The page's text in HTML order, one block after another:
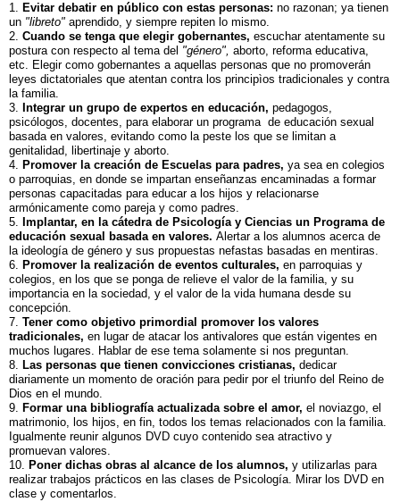
1. Evitar debatir en público con estas personas: no razonan; ya tienen
un "libreto" aprendido, y siempre repiten lo mismo.
2. Cuando se tenga que elegir gobernantes, escuchar atentamente su
postura con respecto al tema del "género", aborto, reforma educativa,
etc. Elegir como gobernantes a aquellas personas que no promoverán
leyes dictatoriales que atentan contra los principìos tradicionales y contra
la familia.
3. Integrar un grupo de expertos en educación, pedagogos,
psicólogos, docentes, para elaborar un programa de educación sexual
basada en valores, evitando como la peste los que se limitan a
genitalidad, libertinaje y aborto.
4. Promover la creación de Escuelas para padres, ya sea en colegios
o parroquias, en donde se impartan enseñanzas encaminadas a formar
personas capacitadas para educar a los hijos y relacionarse
armónicamente como pareja y como padres.
5. Implantar, en la cátedra de Psicología y Ciencias un Programa de
educación sexual basada en valores. Alertar a los alumnos acerca de
la ideología de género y sus propuestas nefastas basadas en mentiras.
6. Promover la realización de eventos culturales, en parroquias y
colegios, en los que se ponga de relieve el valor de la familia, y su
importancia en la sociedad, y el valor de la vida humana desde su
concepción.
7. Tener como objetivo primordial promover los valores
tradicionales, en lugar de atacar los antivalores que están vigentes en
muchos lugares. Hablar de ese tema solamente si nos preguntan.
8. Las personas que tienen convicciones cristianas, dedicar
diariamente un momento de oración para pedir por el triunfo del Reino de
Dios en el mundo.
9. Formar una bibliografía actualizada sobre el amor, el noviazgo, el
matrimonio, los hijos, en fin, todos los temas relacionados con la familia.
Igualmente reunir algunos DVD cuyo contenido sea atractivo y
promuevan valores.
10. Poner dichas obras al alcance de los alumnos, y utilizarlas para
realizar trabajos prácticos en las clases de Psicología. Mirar los DVD en
clase y comentarlos.